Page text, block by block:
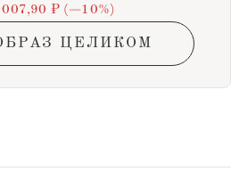
007,90 ₽ (−10%)
ЦЕЛИКОМ